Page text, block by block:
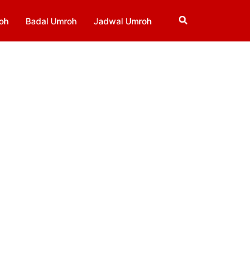
Badal Umroh Jadwal Umroh Search